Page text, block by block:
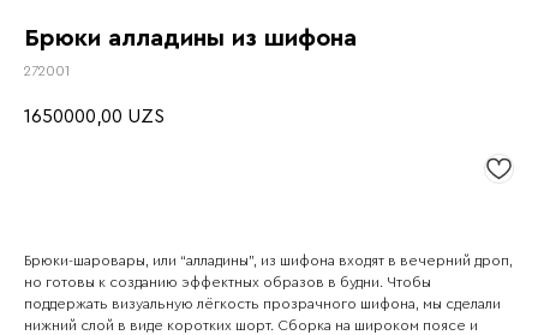
Брюки алладины из шифона
272001
1650000,00 UZS
Брюки-шаровары, или “алладины”, из шифона входят в вечерний дроп,
но готовы к созданию эффектных образов в будни. Чтобы
поддержать визуальную лёгкость прозрачного шифона, мы сделали
нижний слой в виде коротких шорт. Сборка на широком поясе и